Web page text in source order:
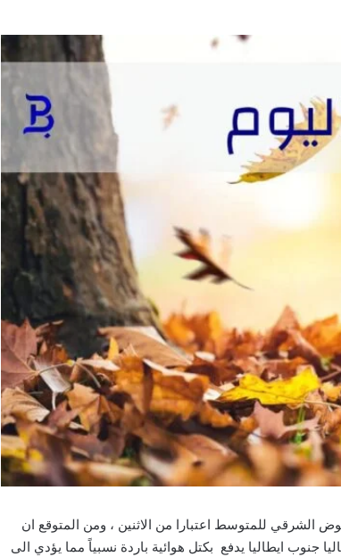
للمتوسط اعتبارا من الاثنين ، ومن المتوقع ان
جنوب ايطاليا يدفع بكتل هوائية باردة نسبياً مما يؤدي الى